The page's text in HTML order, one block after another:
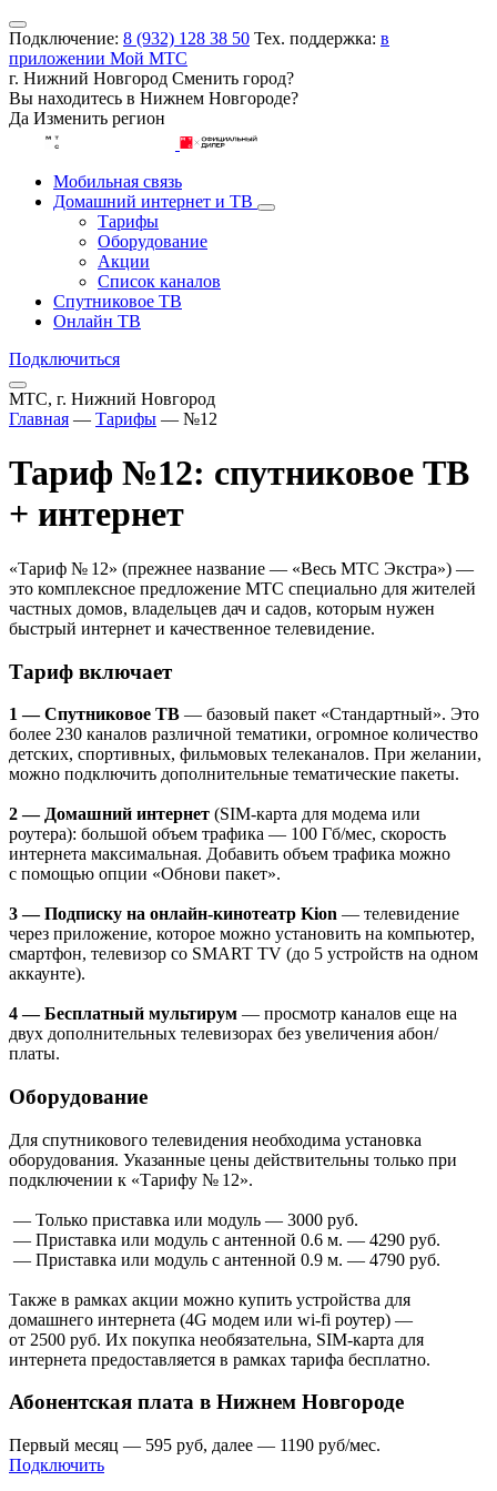
Подключение: 8 (932) 128 38 50 Тех. поддержка: в
приложении Мой МТС
г. Нижний Новгород Сменить город?
Вы находитесь в Нижнем Новгороде?
Да Изменить регион
Мобильная связь
Домашний интернет и ТВ
Тарифы
Оборудование
Акции
Список каналов
Спутниковое ТВ
Онлайн ТВ
Подключиться
МТС, г. Нижний Новгород
Главная — Тарифы — №12
Тариф №12: спутниковое ТВ
+ интернет
«Тариф № 12» (прежнее название — «Весь МТС Экстра») —
это комплексное предложение МТС специально для жителей
частных домов, владельцев дач и садов, которым нужен
быстрый интернет и качественное телевидение.
Тариф включает
1 — Спутниковое ТВ — базовый пакет «Стандартный». Это
более 230 каналов различной тематики, огромное количество
детских, спортивных, фильмовых телеканалов. При желании,
можно подключить дополнительные тематические пакеты.
2 — Домашний интернет (SIM-карта для модема или
роутера): большой объем трафика — 100 Гб/мес, скорость
интернета максимальная. Добавить объем трафика можно
с помощью опции «Обнови пакет».
3 — Подписку на онлайн-кинотеатр Kion — телевидение
через приложение, которое можно установить на компьютер,
смартфон, телевизор со SMART TV (до 5 устройств на одном
аккаунте).
4 — Бесплатный мультирум — просмотр каналов еще на
двух дополнительных телевизорах без увеличения абон/
платы.
Оборудование
Для спутникового телевидения необходима установка
оборудования. Указанные цены действительны только при
подключении к «Тарифу № 12».
— Только приставка или модуль — 3000 руб.
— Приставка или модуль с антенной 0.6 м. — 4290 руб.
— Приставка или модуль с антенной 0.9 м. — 4790 руб.
Также в рамках акции можно купить устройства для
домашнего интернета (4G модем или wi-fi роутер) —
от 2500 руб. Их покупка необязательна, SIM-карта для
интернета предоставляется в рамках тарифа бесплатно.
Абонентская плата в Нижнем Новгороде
Первый месяц — 595 руб, далее — 1190 руб/мес.
Подключить